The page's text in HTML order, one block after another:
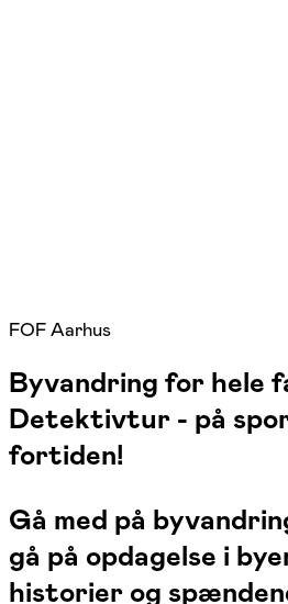
FOF Aarhus
Byvandring for hele
Detektivtur - på
fortiden!
Gå med på
gå på opdagelse i
historier og